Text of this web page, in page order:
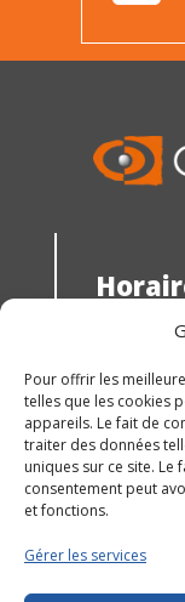
Pour offrir les
telles que les cookies
appareils. Le fait de
traiter des données
uniques sur ce site.
consentement peut
et fonctions.
Gérer les services
du lundi
le vendredi
Vous
RDV !
© 2026